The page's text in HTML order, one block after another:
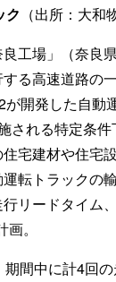
ク （出所：大和
工場」（奈良
る高速道路の
開発した自動
される特定条
宅建材や住宅
転トラックの
リードタイム
。
間中に計4回